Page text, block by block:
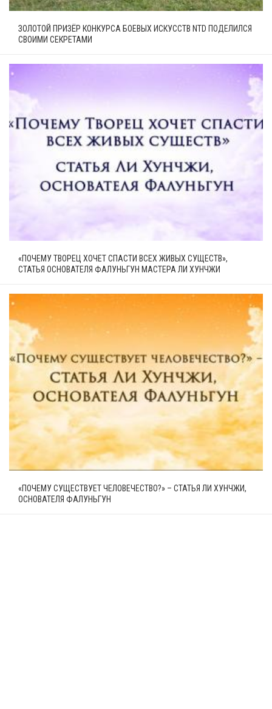
ЗОЛОТОЙ ПРИЗЁР КОНКУРСА БОЕВЫХ ИСКУССТВ NTD ПОДЕЛИЛСЯ
СВОИМИ СЕКРЕТАМИ
«ПОЧЕМУ ТВОРЕЦ ХОЧЕТ СПАСТИ ВСЕХ ЖИВЫХ СУЩЕСТВ»,
СТАТЬЯ ОСНОВАТЕЛЯ ФАЛУНЬГУН МАСТЕРА ЛИ ХУНЧЖИ
«ПОЧЕМУ СУЩЕСТВУЕТ ЧЕЛОВЕЧЕСТВО?» – СТАТЬЯ ЛИ ХУНЧЖИ,
ОСНОВАТЕЛЯ ФАЛУНЬГУН